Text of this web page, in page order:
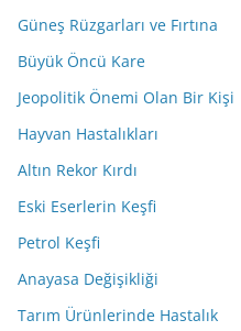
Güneş Rüzgarları ve Fırtına
Büyük Öncü Kare
Jeopolitik Önemi Olan Bir Kişi
Hayvan Hastalıkları
Altın Rekor Kırdı
Eski Eserlerin Keşfi
Petrol Keşfi
Anayasa Değişikliği
Tarım Ürünlerinde Hastalık